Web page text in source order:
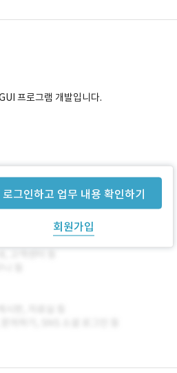
로그인하고 업무 내용 확인하기
회원가입
프로그램 개발입니다.